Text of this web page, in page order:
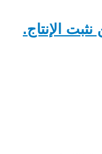
الإنتاج.